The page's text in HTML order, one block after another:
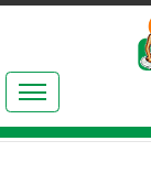
இலக்கியங்கள்
தமிழ் உலகம்